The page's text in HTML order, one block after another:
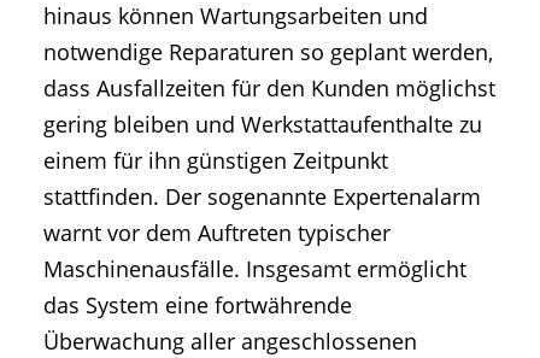
hinaus können Wartungsarbeiten und
notwendige Reparaturen so geplant werden,
dass Ausfallzeiten für den Kunden möglichst
gering bleiben und Werkstattaufenthalte zu
einem für ihn günstigen Zeitpunkt
stattfinden. Der sogenannte Expertenalarm
warnt vor dem Auftreten typischer
Maschinenausfälle. Insgesamt ermöglicht
das System eine fortwährende
Überwachung aller angeschlossenen